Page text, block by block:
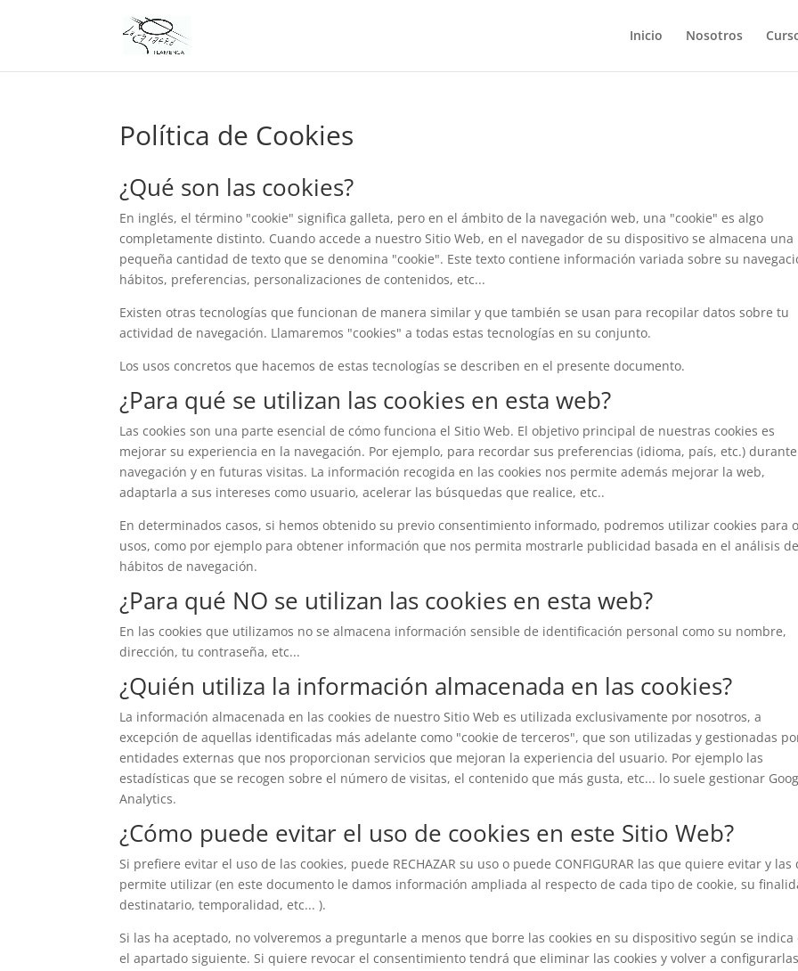
Inicio Nosotros
Política de Cookies
¿Qué son las cookies?
En inglés, el término "cookie" significa galleta, pero en el ámbito de la navegación web, una "cookie" es algo
completamente distinto. Cuando accede a nuestro Sitio Web, en el navegador de su dispositivo se almacena una
pequeña cantidad de texto que se denomina "cookie". Este texto contiene información variada sobre su
hábitos, preferencias, personalizaciones de contenidos, etc...
Existen otras tecnologías que funcionan de manera similar y que también se usan para recopilar datos sobre tu
actividad de navegación. Llamaremos "cookies" a todas estas tecnologías en su conjunto.
Los usos concretos que hacemos de estas tecnologías se describen en el presente documento.
¿Para qué se utilizan las cookies en esta web?
Las cookies son una parte esencial de cómo funciona el Sitio Web. El objetivo principal de nuestras cookies es
mejorar su experiencia en la navegación. Por ejemplo, para recordar sus preferencias (idioma, país, etc.)
navegación y en futuras visitas. La información recogida en las cookies nos permite además mejorar la web,
adaptarla a sus intereses como usuario, acelerar las búsquedas que realice, etc..
En determinados casos, si hemos obtenido su previo consentimiento informado, podremos utilizar cookies para
usos, como por ejemplo para obtener información que nos permita mostrarle publicidad basada en el análisis
hábitos de navegación.
¿Para qué NO se utilizan las cookies en esta web?
En las cookies que utilizamos no se almacena información sensible de identificación personal como su nombre,
dirección, tu contraseña, etc...
¿Quién utiliza la información almacenada en las cookies?
La información almacenada en las cookies de nuestro Sitio Web es utilizada exclusivamente por nosotros, a
excepción de aquellas identificadas más adelante como "cookie de terceros", que son utilizadas y gestionadas
entidades externas que nos proporcionan servicios que mejoran la experiencia del usuario. Por ejemplo las
estadísticas que se recogen sobre el número de visitas, el contenido que más gusta, etc... lo suele gestionar
Analytics.
¿Cómo puede evitar el uso de cookies en este Sitio Web?
Si prefiere evitar el uso de las cookies, puede RECHAZAR su uso o puede CONFIGURAR las que quiere evitar y las
permite utilizar (en este documento le damos información ampliada al respecto de cada tipo de cookie, su
destinatario, temporalidad, etc... ).
Si las ha aceptado, no volveremos a preguntarle a menos que borre las cookies en su dispositivo según se indica
el apartado siguiente. Si quiere revocar el consentimiento tendrá que eliminar las cookies y volver a